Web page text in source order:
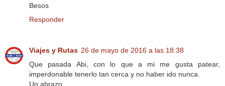
Besos
Responder
Viajes y Rutas 26 de mayo de 2016 a las 18:38
Que pasada Abi, con lo que a mi me gusta patear,
imperdonable tenerlo tan cerca y no haber ido nunca.
Un abrazo